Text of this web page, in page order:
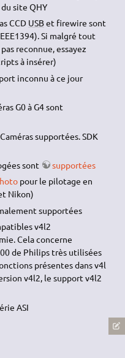
site QHY
CCD USBet firewire sont
Si malgré tout
reconnue, essayez
à insérer)
inconnu à ce jour
G0 à G4 sont
supportées. SDK
sont supportées
pour le pilotage en
Nikon)
supportées
v4l2
Cela concerne
de Philips très utilisées
présentes dans v4l
v4l2, le support v4l2
ASI